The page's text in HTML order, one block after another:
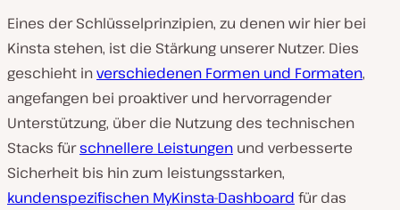
Eines der Schlüsselprinzipien, zu denen wir hier bei
Kinsta stehen, ist die Stärkung unserer Nutzer. Dies
geschieht inverschiedenen Formen und Formaten,
angefangen bei proaktiver und hervorragender
Unterstützung, über die Nutzung des technischen
Stacks fürschnellere Leistungen und verbesserte
Sicherheit bis hin zum leistungsstarken,
kundenspezifischen MyKinsta-Dashboard für das